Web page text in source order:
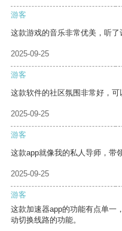
游客
这款游戏的音乐非常优美，听了
2025-09-25
游客
这款软件的社区氛围非常好，可
2025-09-25
游客
这款app就像我的私人导师，带
2025-09-25
游客
这款加速器app的功能有点单一
动切换线路的功能。